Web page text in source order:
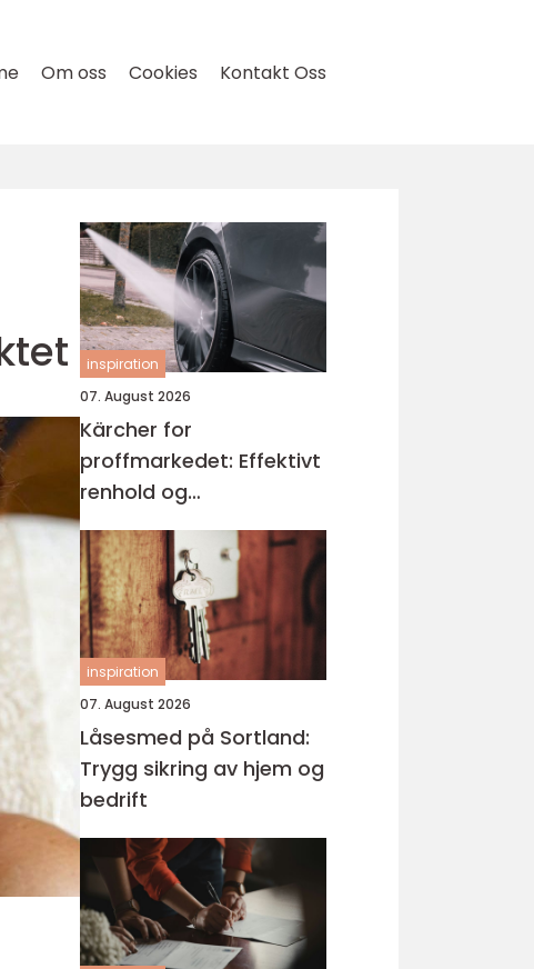
Om oss Cookies Kontakt Oss
inspiration
07. August 2026
Kärcher for
proffmarkedet: Effektivt
renhold og
høytrykksløsninger
inspiration
07. August 2026
Låsesmed på Sortland:
Trygg sikring av hjem og
bedrift